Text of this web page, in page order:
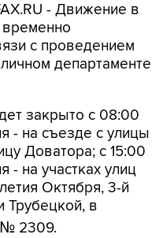
- Движение в
с проведением
департаменте
закрыто с 08:00
- на съезде с улицы
Доватора; с 15:00
- на участках улиц
Октября, 3-й
Трубецкой, в
№ 2309.